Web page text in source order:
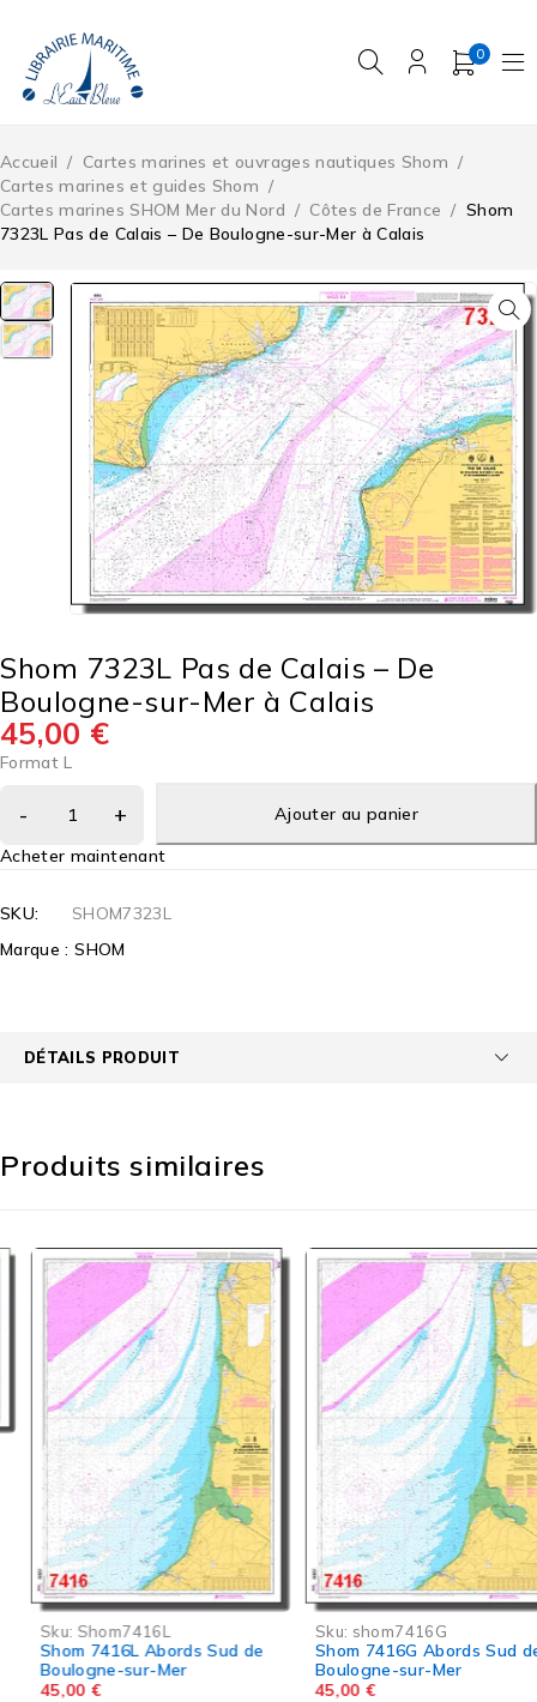
0
Accueil / Cartes marines et ouvrages nautiques Shom /
Cartes marines et guides Shom /
Cartes marines SHOM Mer du Nord / Côtes de France / Shom
7323L Pas de Calais – De Boulogne-sur-Mer à Calais
Shom 7323L Pas de Calais – De
Boulogne-sur-Mer à Calais
45,00 €
Format L
Ajouter au panier
Acheter maintenant
SKU:
SHOM7323L
Marque :SHOM
DÉTAILS PRODUIT
Produits similaires
Sku:Shom7416L
Shom 7416L Abords Sud de
Boulogne-sur-Mer
45,00€
Sku:shom7416G
Shom 7416G Abords Sud de
Boulogne-sur-Mer
45,00€